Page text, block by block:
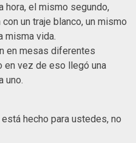
hora, el mismo segundo,
un traje blanco, un mismo
misma vida.
en mesas diferentes
en vez de eso llegó una
uno.
está hecho para ustedes, no